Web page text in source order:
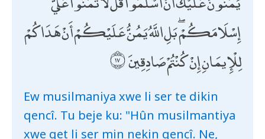
إِسْلَامَكُمْ ۖ بَلِ اللَّهُ يَمُنُّ عَلَيْكُمْ أَنْ هَدَاكُمْ
لِلْإِيمَانِ إِنْ كُنْتُمْ صَادِقِينَ
Ew musilmaniya xwe li ser te dikin
qencî. Tu beje ku: "Hûn musilmantiya
xwe qet li ser min nekin qencî. Ne,